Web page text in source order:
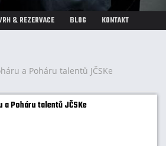
& REZERVACE BLOG KONTAKT
a Poháru talentů JČSKe
Poháru talentů JČSKe